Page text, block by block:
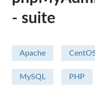
- suite
Apache
MySQL PHP